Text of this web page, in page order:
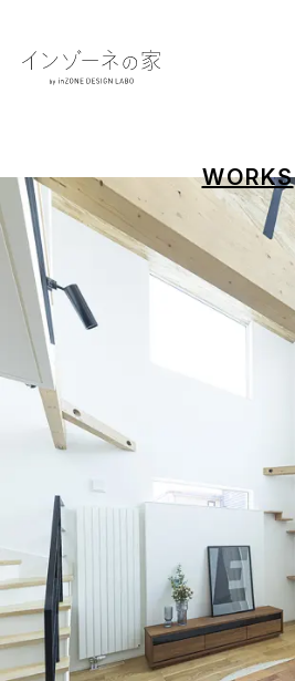
WORKS